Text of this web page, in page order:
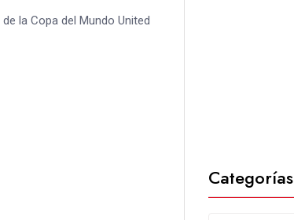
la Copa del Mundo United
Categorías